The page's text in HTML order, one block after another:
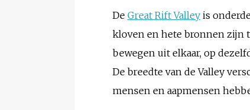
De Great Rift Valley is
kloven en hete bronnen zijn
bewegen uit elkaar, op
De breedte van de Valley
mensen en aapmensen